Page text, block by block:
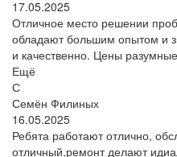
17.05.2025
Отличное место решении
обладают большим опытом и
и качественно. Цены
Ещё
С
Семён Филиных
16.05.2025
Ребята работают отлично,
отличный,ремонт делают